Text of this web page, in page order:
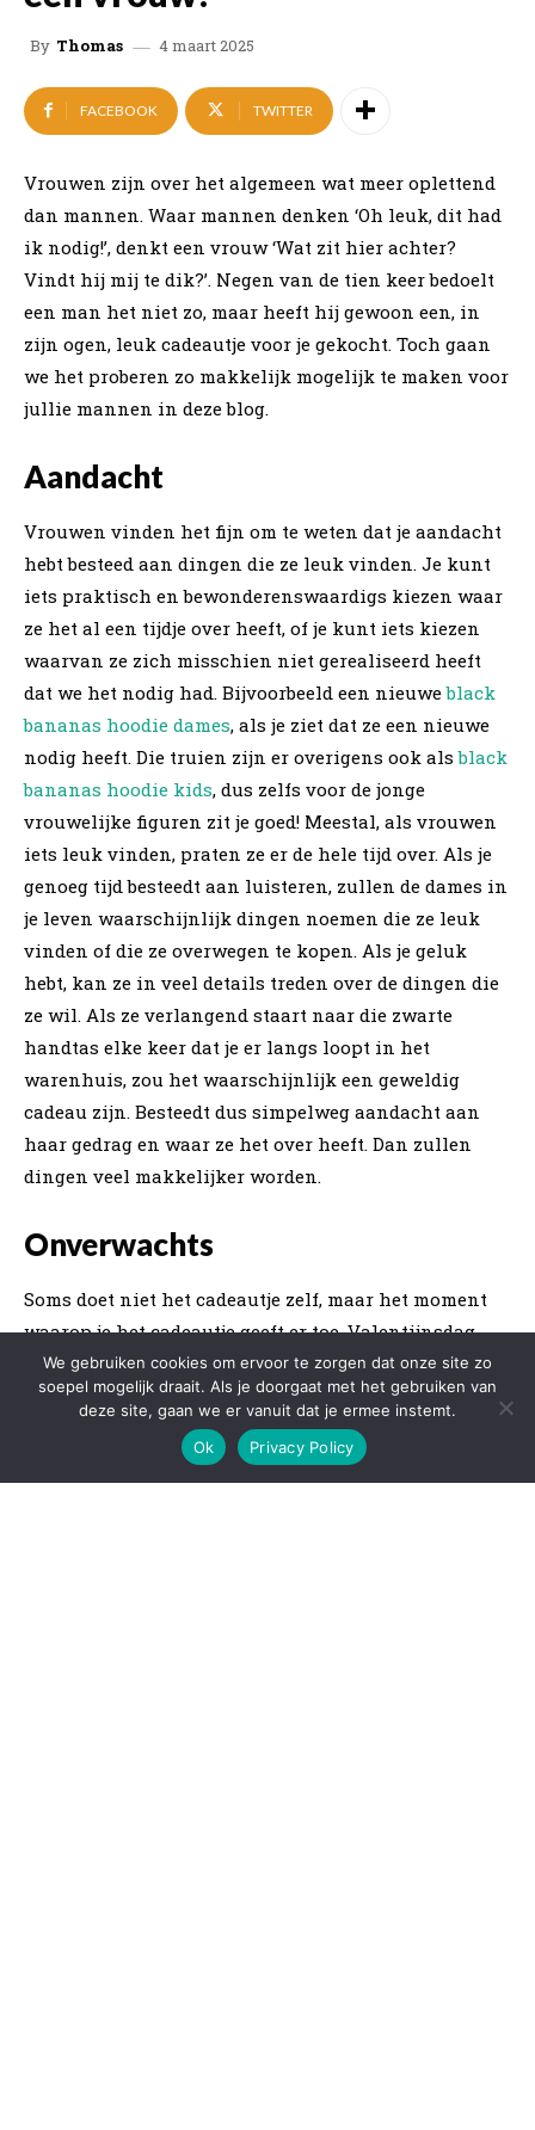
We gebruiken cookies om ervoor te zorgen dat onze site zo
soepel mogelijk draait. Als je doorgaat met het gebruiken van
deze site, gaan we er vanuit dat je ermee instemt.
Ok
Privacy Policy